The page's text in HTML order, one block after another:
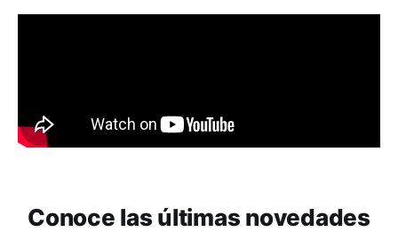
Conoce las últimas novedades